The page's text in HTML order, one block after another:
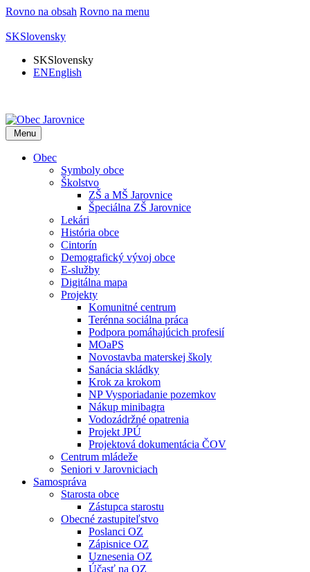
Rovno na obsah Rovno na menu
SKSlovensky
SKSlovensky
ENEnglish
Menu
Obec
Symboly obce
Školstvo
ZŠ a MŠ Jarovnice
Špeciálna ZŠ Jarovnice
Lekári
História obce
Cintorín
Demografický vývoj obce
E-služby
Digitálna mapa
Projekty
Komunitné centrum
Terénna sociálna práca
Podpora pomáhajúcich profesií
MOaPS
Novostavba materskej školy
Sanácia skládky
Krok za krokom
NP Vysporiadanie pozemkov
Nákup minibagra
Vodozádržné opatrenia
Projekt JPÚ
Projektová dokumentácia ČOV
Centrum mládeže
Seniori v Jarovniciach
Samospráva
Starosta obce
Zástupca starostu
Obecné zastupiteľstvo
Poslanci OZ
Zápisnice OZ
Uznesenia OZ
Účasť na OZ